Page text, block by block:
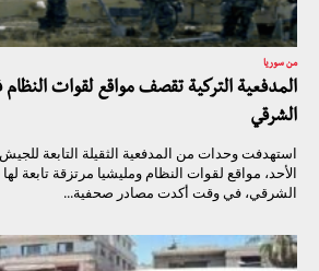
من سوريا
المدفعية التركية تقصف مواقع لقوات
الشرقي
استهدفت وحدات من المدفعية الثقيلة التابعة
الأحد، مواقع لقوات النظام ومليشيا مرتزقة تابعة
الشرقي، في وقت أكدت مصادر صحفية...